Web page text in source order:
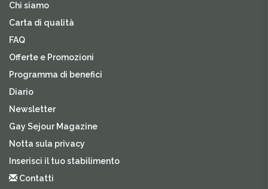
Chi siamo
Carta di qualità
FAQ
Offerte e Promozioni
Programma di benefici
Diario
Newsletter
Gay Sejour Magazine
Notta sula privacy
Inserisci il tuo stabilimento
Contatti